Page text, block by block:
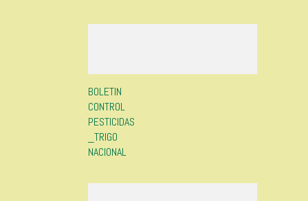
BOLETIN
CONTROL
PESTICIDAS
_TRIGO
NACIONAL